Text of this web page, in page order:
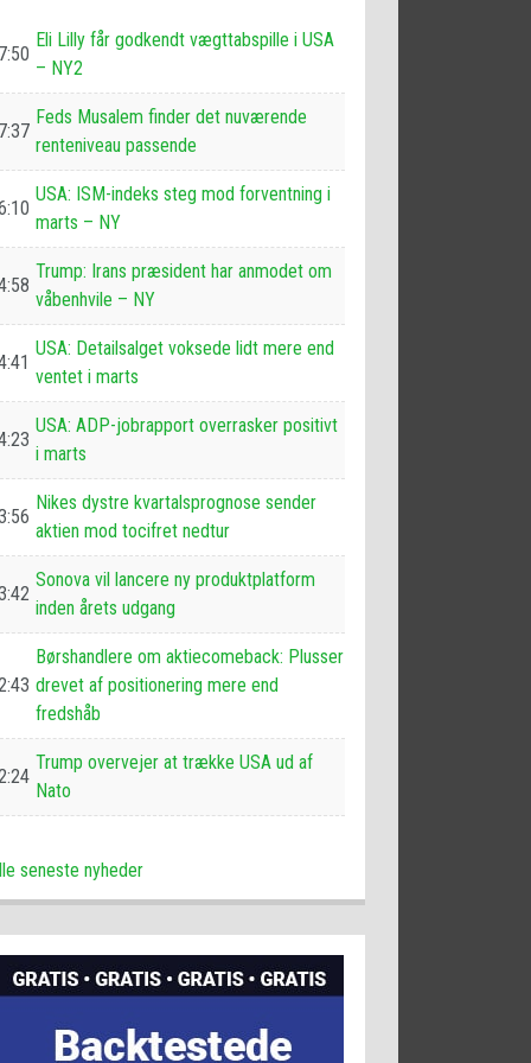
Eli Lilly får godkendt vægttabspille i USA
– NY2
Feds Musalem finder det nuværende
renteniveau passende
USA: ISM-indeks steg mod forventning i
marts – NY
Trump: Irans præsident har anmodet om
våbenhvile – NY
USA: Detailsalget voksede lidt mere end
ventet i marts
USA: ADP-jobrapport overrasker positivt
i marts
Nikes dystre kvartalsprognose sender
aktien mod tocifret nedtur
Sonova vil lancere ny produktplatform
inden årets udgang
Børshandlere om aktiecomeback: Plusser
drevet af positionering mere end
fredshåb
Trump overvejer at trække USA ud af
Nato
seneste nyheder